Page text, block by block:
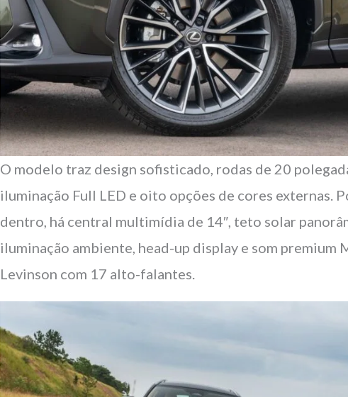
O modelo traz design sofisticado, rodas de 20
iluminação Full LED e oito opções de cores externas.
dentro, há central multimídia de 14″, teto solar
iluminação ambiente, head-up display e som premium
Levinson com 17 alto-falantes.